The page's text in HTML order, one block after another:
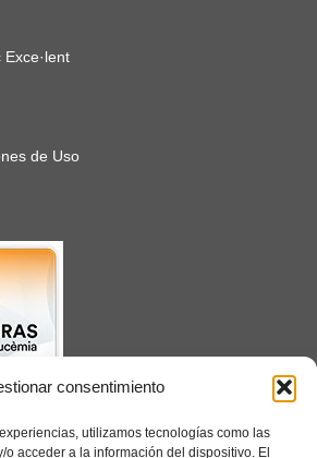
consentimiento
utilizamos tecnologías como las
acceder a la información del dispositivo. El
de Uso